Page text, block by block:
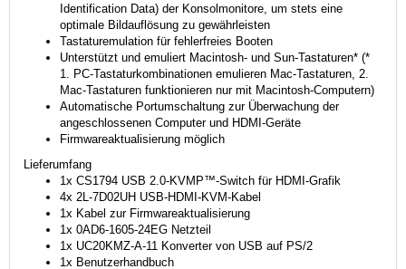
Identification Data) der Konsolmonitore, um stets eine
optimale Bildauflösung zu gewährleisten
Tastaturemulation für fehlerfreies Booten
Unterstützt und emuliert Macintosh- und Sun-Tastaturen* (*
1. PC-Tastaturkombinationen emulieren Mac-Tastaturen, 2.
Mac-Tastaturen funktionieren nur mit Macintosh-Computern)
Automatische Portumschaltung zur Überwachung der
angeschlossenen Computer und HDMI-Geräte
Firmwareaktualisierung möglich
Lieferumfang
1x CS1794 USB 2.0-KVMP™-Switch für HDMI-Grafik
4x 2L-7D02UH USB-HDMI-KVM-Kabel
1x Kabel zur Firmwareaktualisierung
1x 0AD6-1605-24EG Netzteil
1x UC20KMZ-A-11 Konverter von USB auf PS/2
1x Benutzerhandbuch